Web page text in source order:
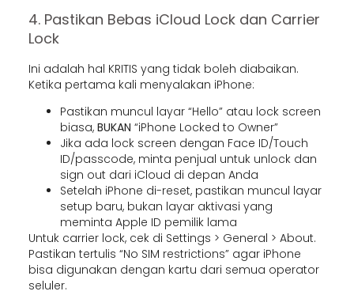
4. Pastikan Bebas iCloud Lock dan Carrier
Lock
Ini adalah hal KRITIS yang tidak boleh diabaikan.
Ketika pertama kali menyalakan iPhone:
Pastikan muncul layar “Hello” atau lock screen
biasa, BUKAN “iPhone Locked to Owner”
Jika ada lock screen dengan Face ID/Touch
ID/passcode, minta penjual untuk unlock dan
sign out dari iCloud di depan Anda
Setelah iPhone di-reset, pastikan muncul layar
setup baru, bukan layar aktivasi yang
meminta Apple ID pemilik lama
Untuk carrier lock, cek di Settings > General > About.
Pastikan tertulis “No SIM restrictions” agar iPhone
bisa digunakan dengan kartu dari semua operator
seluler.